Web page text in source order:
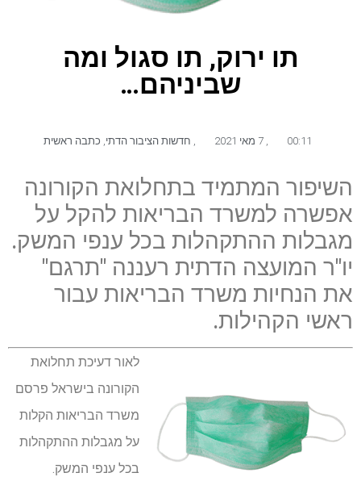
תו ירוק, תו סגול ומה
שביניהם…
00:11 7 מאי 2021 חדשות הציבור הדתי כתבה ראשית
השיפור המתמיד בתחלואת הקורונה
אפשרה למשרד הבריאות להקל על
מגבלות ההתקהלות בכל ענפי המשק.
יו"ר המועצה הדתית רעננה "תרגם"
את הנחיות משרד הבריאות עבור
ראשי הקהילות.
לאור דעיכת תחלואת
הקורונה בישראל פרסם
משרד הבריאות הקלות
על מגבלות ההתקהלות
בכל ענפי המשק.